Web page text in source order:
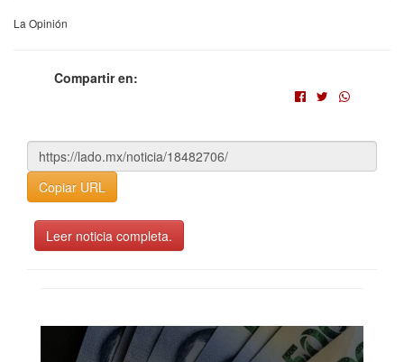
La Opinión
Compartir en:
Copiar URL
Leer noticia completa.